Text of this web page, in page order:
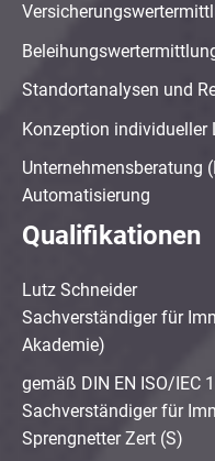
Standortanalysen und
Konzeption individueller
Unternehmensberatung
Automatisierung
Qualifikationen
Lutz Schneider
Sachverständiger für
Akademie)
gemäß DIN EN ISO/IEC
Sachverständiger für
Sprengnetter Zert (S)